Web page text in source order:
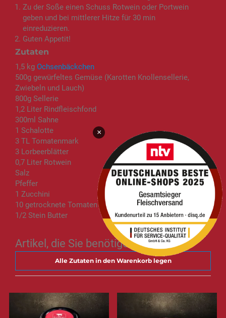
Zutaten
1,5 kg Ochsenbäckchen
500g gewürfeltes Gemüse (Karotten Knollensellerie,
Zwiebeln und Lauch)
800g Sellerie
1,2 Liter Rindfleischfond
300ml Sahne
1 Schalotte
3 TL Tomatenmark
3 Lorbeerblätter
0,7 Liter Rotwein
Salz
Pfeffer
1 Zucchini
10 getrocknete Tomaten
1/2 Stein Butter
Zu der Soße einen Schuss Rotwein oder Portwein
geben und bei mittlerer Hitze für 30 min
einreduzieren.
Guten Appetit!
Artikel, die Sie benötigen
Alle Zutaten in den Warenkorb legen
×